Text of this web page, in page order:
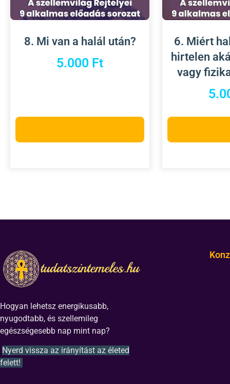
8. Mi van a halál után?
5.000 Ft
6. Miért
hirtelen
vagy
Hogyan lehetsz energikusabb,
nyugodtabb, és szellemileg
egészségesebb nap mint nap?
Nyerd vissza az irányítást az életed
felett!